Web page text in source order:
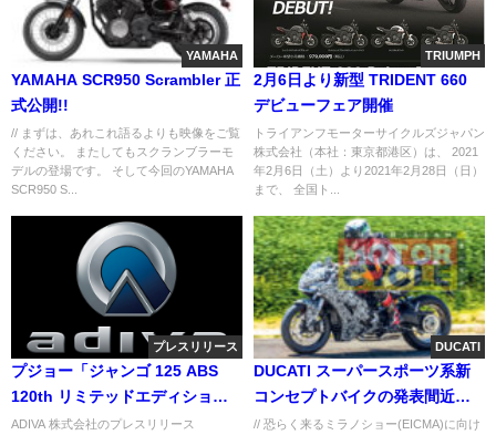
YAMAHA
YAMAHA SCR950 Scrambler 正
式公開!!
// まずは、あれこれ語るよりも映像をご覧
ください。 またしてもスクランブラーモ
デルの登場です。 そして今回のYAMAHA
SCR950 S...
TRIUMPH
2月6日より新型 TRIDENT 660
デビューフェア開催
トライアンフモーターサイクルズジャパン
株式会社（本社：東京都港区）は、 2021
年2月6日（土）より2021年2月28日（日）
まで、 全国ト...
プレスリリース
プジョー「ジャンゴ 125 ABS
120th リミテッドエディショ
ン」を限定発 売
ADIVA 株式会社のプレスリリース
DUCATI
DUCATI スーパースポーツ系新
コンセプトバイクの発表間近
か？
// 恐らく来るミラノショー(EICMA)に向け